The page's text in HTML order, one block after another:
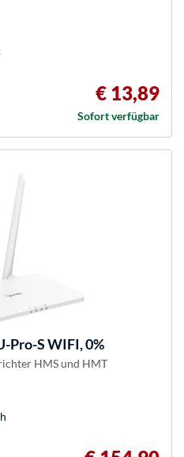
€ 13,89
Sofort verfügbar
Pro-S WIFI, 0%
HMS und HMT